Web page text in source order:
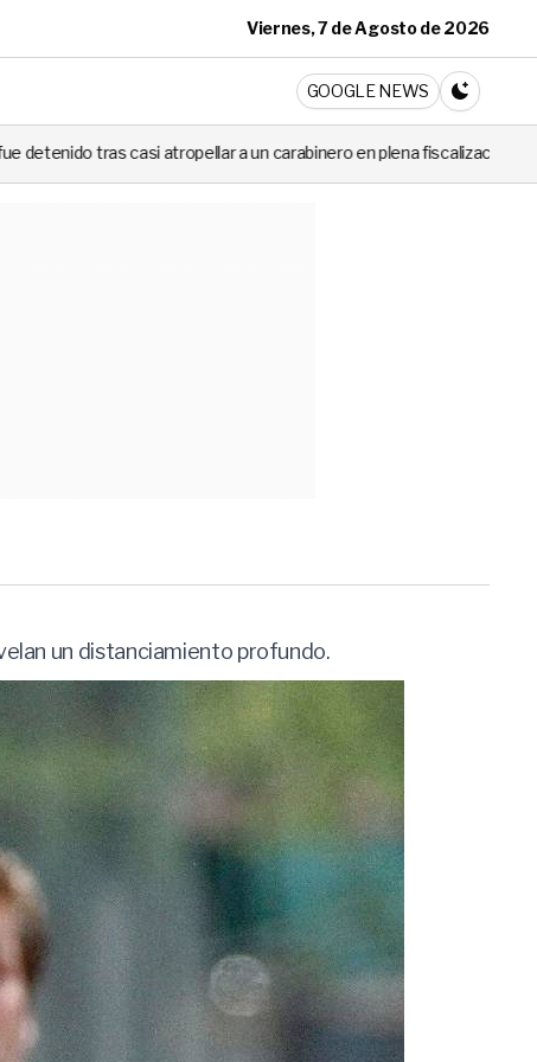
Viernes, 7 de Agosto de 2026
GOOGLE NEWS
CAMBIA A
a un carabinero en plena fiscalización Cortes de luz de
un distanciamiento profundo.